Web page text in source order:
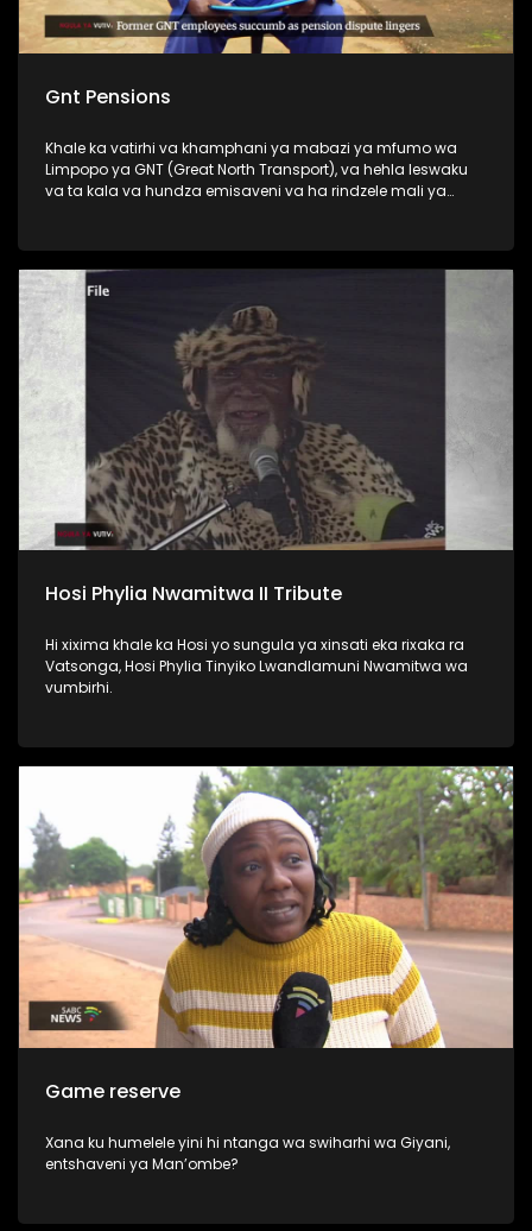
Gnt Pensions
Khale ka vatirhi va khamphani ya mabazi ya mfumo wa
Limpopo ya GNT (Great North Transport), va hehla leswaku
va ta kala va hundza emisaveni va ha rindzele mali ya
Hosi Phylia Nwamitwa II Tribute
Hi xixima khale ka Hosi yo sungula ya xinsati eka rixaka ra
Vatsonga, Hosi Phylia Tinyiko Lwandlamuni Nwamitwa wa
vumbirhi.
Game reserve
Xana ku humelele yini hi ntanga wa swiharhi wa Giyani,
entshaveni ya Man’ombe?